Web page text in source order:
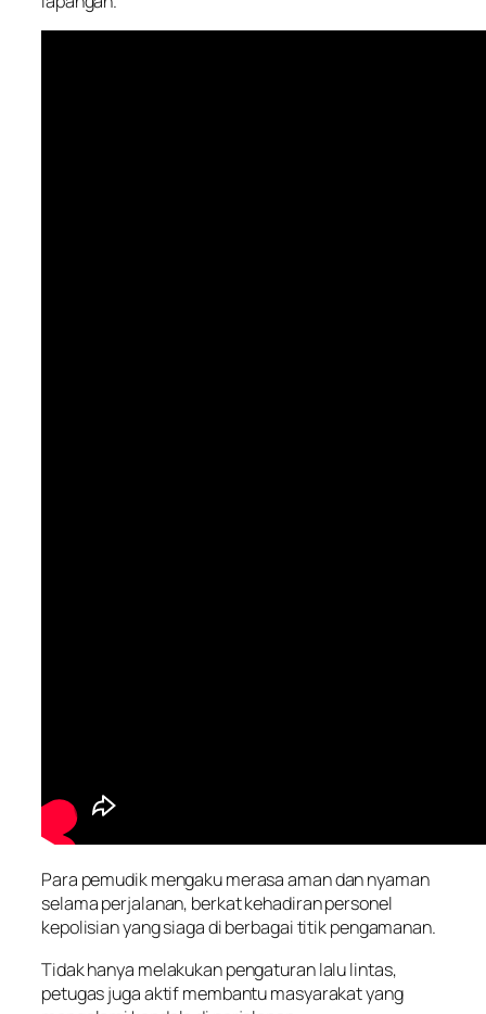
Para pemudik mengaku merasa aman dan nyaman
selama perjalanan, berkat kehadiran personel
kepolisian yang siaga di berbagai titik pengamanan.
Tidak hanya melakukan pengaturan lalu lintas,
petugas juga aktif membantu masyarakat yang